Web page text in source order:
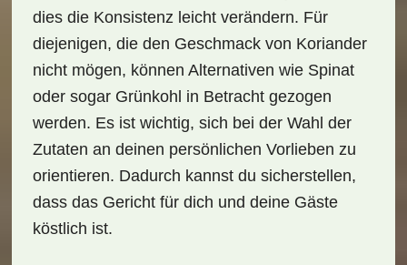
dies die Konsistenz leicht verändern. Für
diejenigen, die den Geschmack von Koriander
nicht mögen, können Alternativen wie Spinat
oder sogar Grünkohl in Betracht gezogen
werden. Es ist wichtig, sich bei der Wahl der
Zutaten an deinen persönlichen Vorlieben zu
orientieren. Dadurch kannst du sicherstellen,
dass das Gericht für dich und deine Gäste
köstlich ist.